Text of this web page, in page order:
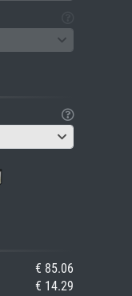
€ 85.06
€ 14.29